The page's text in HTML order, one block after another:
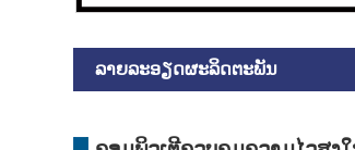
ລາຍ​ລະ​ອຽດ​ຜະ​ລິດ​ຕະ​ພັນ